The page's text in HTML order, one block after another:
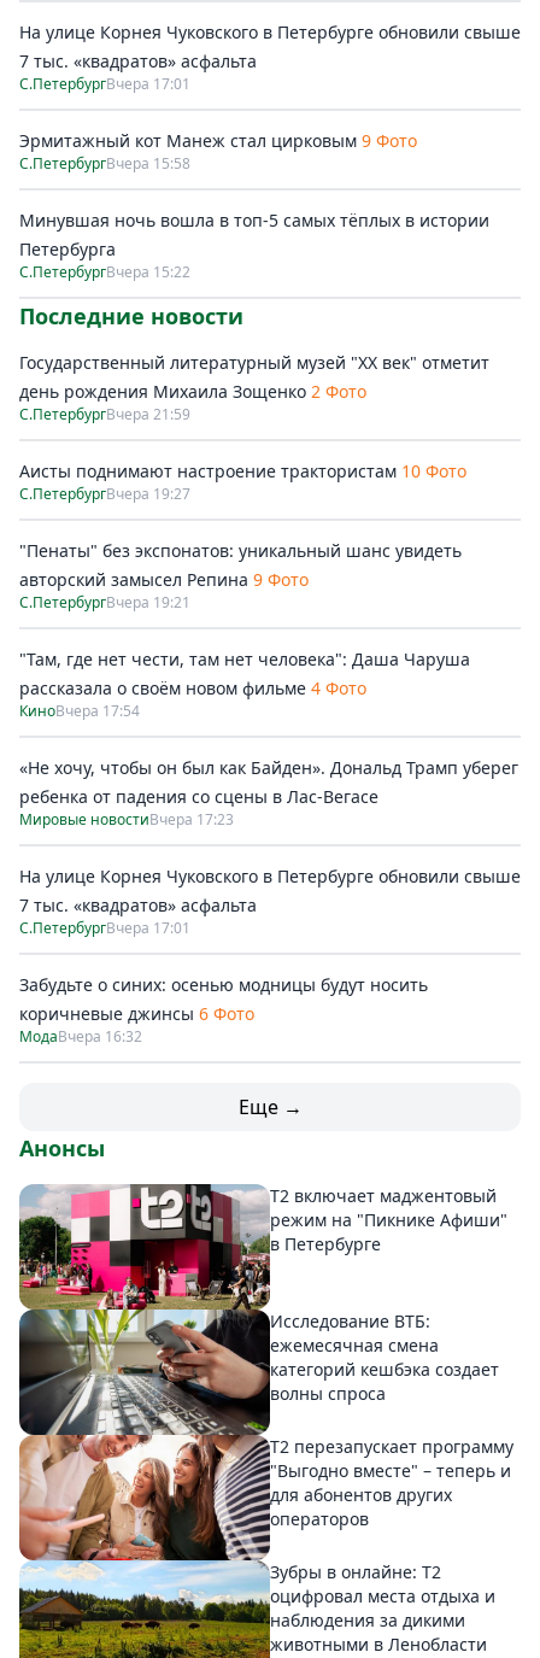
На улице Корнея Чуковского в Петербурге обновили свыше
7 тыс. «квадратов» асфальта
С.ПетербургВчера 17:01
Эрмитажный кот Манеж стал цирковым 9 Фото
С.ПетербургВчера 15:58
Минувшая ночь вошла в топ-5 самых тёплых в истории
Петербурга
С.ПетербургВчера 15:22
Последние новости
Государственный литературный музей "ХХ век" отметит
день рождения Михаила Зощенко 2 Фото
С.ПетербургВчера 21:59
Аисты поднимают настроение трактористам 10 Фото
С.ПетербургВчера 19:27
"Пенаты" без экспонатов: уникальный шанс увидеть
авторский замысел Репина 9 Фото
С.ПетербургВчера 19:21
"Там, где нет чести, там нет человека": Даша Чаруша
рассказала о своём новом фильме 4 Фото
КиноВчера 17:54
«Не хочу, чтобы он был как Байден». Дональд Трамп уберег
ребенка от падения со сцены в Лас-Вегасе
Мировые новостиВчера 17:23
На улице Корнея Чуковского в Петербурге обновили свыше
7 тыс. «квадратов» асфальта
С.ПетербургВчера 17:01
Забудьте о синих: осенью модницы будут носить
коричневые джинсы 6 Фото
МодаВчера 16:32
Еще →
Анонсы
Т2 включает маджентовый
режим на "Пикнике Афиши"
в Петербурге
Исследование ВТБ:
ежемесячная смена
категорий кешбэка создает
волны спроса
Т2 перезапускает программу
"Выгодно вместе" – теперь и
для абонентов других
операторов
Зубры в онлайне: Т2
оцифровал места отдыха и
наблюдения за дикими
животными в Ленобласти